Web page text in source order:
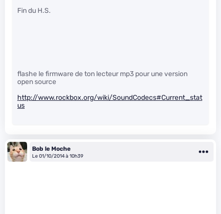
Fin du H.S.
flashe le firmware de ton lecteur mp3 pour une version
open source
http://www.rockbox.org/wiki/SoundCodecs#Current_stat
us
Bob le Moche
Le 01/10/2014 à 10h39